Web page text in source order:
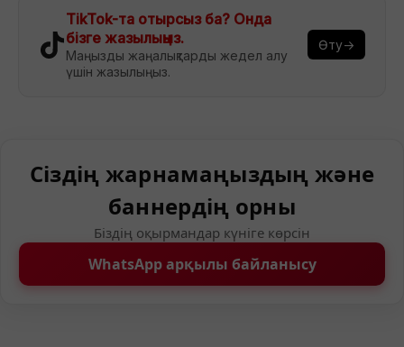
TikTok-та отырсыз ба? Онда
бізге жазылыңыз.
Маңызды жаңалықтарды жедел алу
үшін жазылыңыз.
Өту→
Сіздің жарнамаңыздың және
баннердің орны
Біздің оқырмандар күніге көрсін
WhatsApp арқылы байланысу